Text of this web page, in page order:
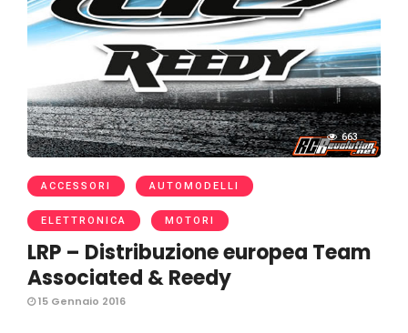
663
ACCESSORI AUTOMODELLI
ELETTRONICA MOTORI
LRP – Distribuzione europea Team
Associated & Reedy
15 Gennaio 2016